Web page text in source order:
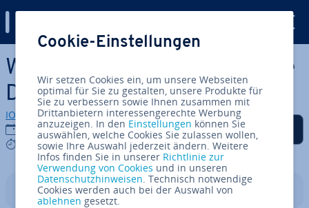
Zum Haupt­in­halt springen
Was ist ein Byte? Die kleinste
Da­ten­men­ge erklärt
IONOS Redaktion
15.02.2021
5 mins
Auf Facebook teilen
Auf Twitter teilen
Auf LinkedIn teilen
Als be­vor­zug­te Quelle
auf Google hin­zu­fü­gen
In­halts­ver­zeich­nis
Cookie-Einstellungen
Wir setzen Cookies ein, um unsere Webseiten
optimal für Sie zu gestalten, unsere Produkte für
Sie zu verbessern sowie Ihnen zusammen mit
Drittanbietern interessengerechte Werbung
anzuzeigen. In den Einstellungen können Sie
auswählen, welche Cookies Sie zulassen wollen,
sowie Ihre Auswahl jederzeit ändern. Weitere
Infos finden Sie in unserer Richtlinie zur
Verwendung von Cookies und in unseren
Datenschutzhinweisen. Technisch notwendige
Cookies werden auch bei der Auswahl von
ablehnen gesetzt.